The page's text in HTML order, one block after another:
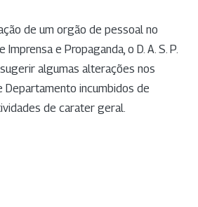
de um orgão de pessoal no
e Propaganda, o D. A. S. P.
algumas alterações nos
Departamento incumbidos de
de carater geral.